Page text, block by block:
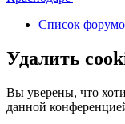
Список
Удалить
Вы уверены, что
данной